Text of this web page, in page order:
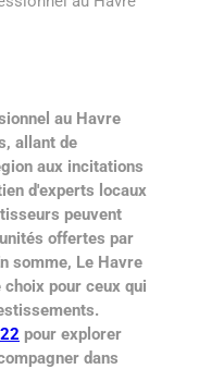
au Havre
allant de
aux incitations
d'experts locaux
peuvent
offertes par
somme, Le Havre
pour ceux qui
pour explorer
dans